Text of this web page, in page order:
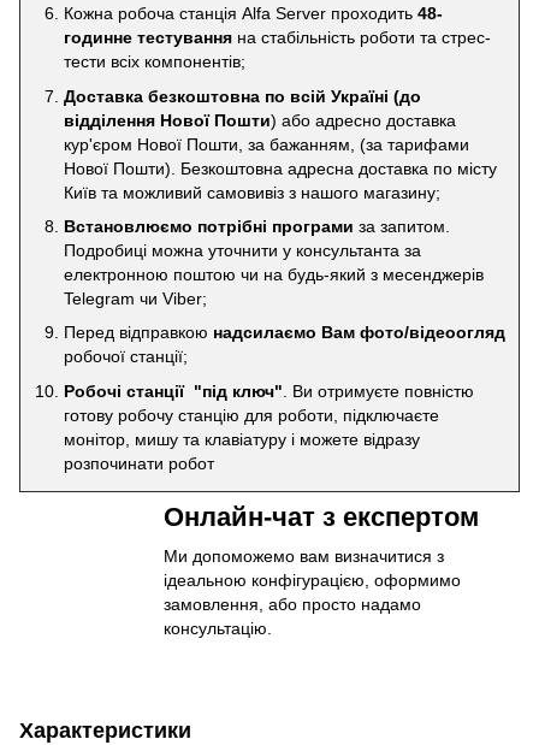
Кожна робоча станція Alfa Server проходить 48-
годинне тестування на стабільність роботи та стрес-
тести всіх компонентів;
Доставка безкоштовна по всій Україні (до
відділення Нової Пошти) або адресно доставка
кур'єром Нової Пошти, за бажанням, (за тарифами
Нової Пошти). Безкоштовна адресна доставка по місту
Київ та можливий самовивіз з нашого магазину;
Встановлюємо потрібні програми за запитом.
Подробиці можна уточнити у консультанта за
електронною поштою чи на будь-який з месенджерів
Telegram чи Viber;
Перед відправкою надсилаємо Вам фото/відеоогляд
робочої станції;
Робочі станції "під ключ" . Ви отримуєте повністю
готову робочу станцію для роботи, підключаєте
монітор, мишу та клавіатуру і можете відразу
розпочинати робот
Онлайн-чат з експертом
Ми допоможемо вам визначитися з
ідеальною конфігурацією, оформимо
замовлення, або просто надамо
консультацію.
Характеристики